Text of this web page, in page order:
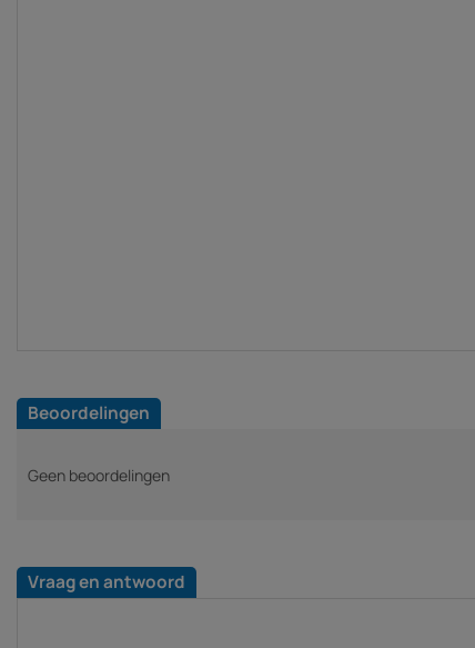
Beoordelingen
Geen beoordelingen
Vraag en antwoord